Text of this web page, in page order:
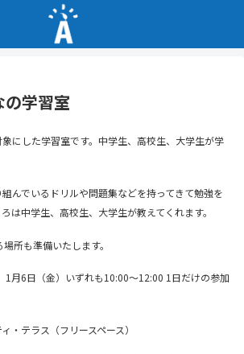
学習室
にした学習室です。中学生、高校生、大学生が学
んでいるドリルや問題集などを持ってきて勉強を
は中学生、高校生、大学生が教えてくれます。
所も準備いたします。
1月6日（金）いずれも10:00～12:00 1日だけの参加
・テラス（フリースペース）